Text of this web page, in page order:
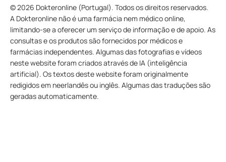
© 2026 Dokteronline (Portugal). Todos os direitos reservados.
A Dokteronline não é uma farmácia nem médico online,
limitando-se a oferecer um serviço de informação e de apoio. As
consultas e os produtos são fornecidos por médicos e
farmácias independentes. Algumas das fotografias e vídeos
neste website foram criados através de IA (inteligência
artificial). Os textos deste website foram originalmente
redigidos em neerlandês ou inglês. Algumas das traduções são
geradas automaticamente.